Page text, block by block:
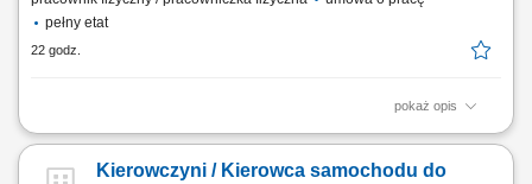
pełny etat
22 godz.
pokaż opis
Kierowanie pojazdem do 3,5 tony, sprawowanie opieki nad
przesyłek pocztowych, w tym praca fizyczna. Doręczanie paczek oraz
Kierowczyni / Kierowca samochodu do